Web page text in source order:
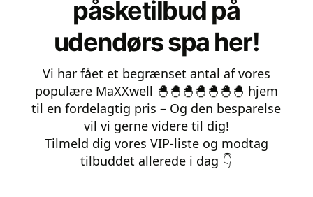
påsketilbud på
udendørs spa her!
Vi har fået et begrænset antal af vores
populære MaXXwell 🐣🐣🐣🐣🐣🐣🐣 hjem
til en fordelagtig pris – Og den besparelse
vil vi gerne videre til dig!
Tilmeld dig vores VIP-liste og modtag
tilbuddet allerede i dag 👇